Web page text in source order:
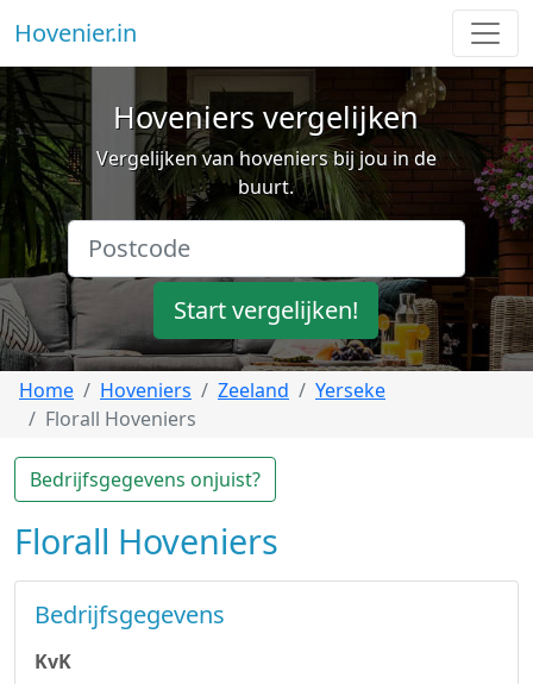
Hovenier.in
Hoveniers vergelijken
Vergelijken van hoveniers bij jou in de
buurt.
Start vergelijken!
Home Hoveniers Zeeland
Yerseke
Florall Hoveniers
Bedrijfsgegevens onjuist?
Florall Hoveniers
Bedrijfsgegevens
KvK